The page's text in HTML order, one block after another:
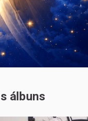
álbuns